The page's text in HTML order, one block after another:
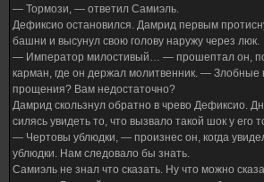
— Тормози, — ответил Самиэль.
Дефиксио остановился. Дамрид первым
башни и высунул свою голову наружу через люк.
— Император милостивый… — прошептал он,
карман, где он держал молитвенник. — Злобные
прощения? Вам недостаточно?
Дамрид скользнул обратно в чрево Дефиксио.
силясь увидеть то, что вызвало такой шок у его
— Чертовы ублюдки, — произнес он, когда
ублюдки. Нам следовало бы знать.
Самиэль не знал что сказать. Ну что можно